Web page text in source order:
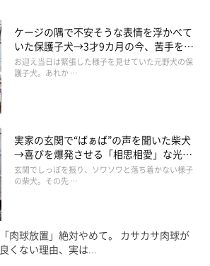
ケージの隅で不安そうな表情を浮かべて
いた保護子犬→3才9カ月の今、苦手を克
服し頼もしいコに成長！
お迎え当日は緊張した様子を見せていた元野犬の保
護子犬。あれか …
実家の玄関で“ばぁば”の声を聞いた柴犬
→喜びを爆発させる「相思相愛」な光景
にほっこり
玄関でしっぽを振り、ソワソワと落ち着かない様子
の柴犬。その先 …
「肉球放置」絶対やめて。 カサカサ肉球が
良くない理由、実は...